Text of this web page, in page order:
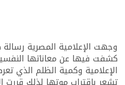
وجهت الإعلامية المصرية
كشفت فيها عن معاناتها
الإعلامية وكمية الظلم الذي